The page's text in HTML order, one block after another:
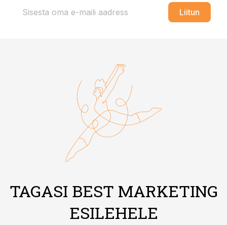
Liitun
TAGASI BEST MARKETING
ESILEHELE